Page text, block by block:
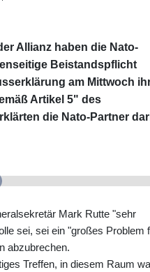
Allianz haben die Nato-
Beistandspflicht
am Mittwoch
Artikel 5" des
die Nato-Partner
Mark Rutte "sehr
sei, sei ein "großes Problem
abzubrechen.
Treffen, in diesem Raum